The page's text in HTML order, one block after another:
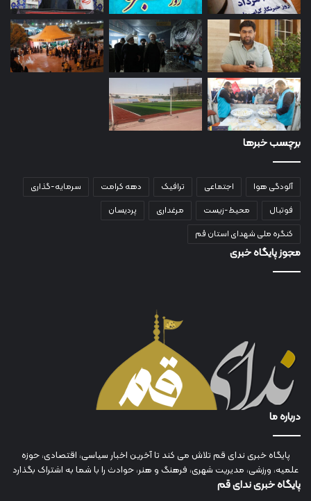
برچسب خبرها
آلودگی هوا اجتماعی ترافیک دهه کرامت
سرمایه-گذاری
فوتبال
محیط-زیست مرغداری
پردیسان
کنگره ملی شهدای استان قم
مجوز پایگاه خبری
درباره ما
پایگاه خبری ندای قم تلاش می کند تا آخرین اخبار سیاسی، اقتصادی، حوزه
علمیه، ورزشی، مدیریت شهری، فرهنگ و هنر، حوادث را با شما به اشتراک بگذارد
پایگاه خبری ندای قم